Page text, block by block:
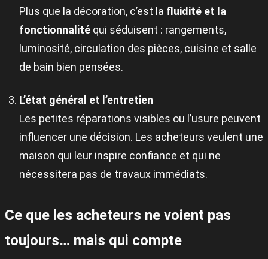
Plus que la décoration, c’est la fluidité et la
fonctionnalité qui séduisent : rangements,
luminosité, circulation des pièces, cuisine et salle
de bain bien pensées.
L’état général et l’entretien
Les petites réparations visibles ou l’usure peuvent
influencer une décision. Les acheteurs veulent une
maison qui leur inspire confiance et qui ne
nécessitera pas de travaux immédiats.
Ce que les acheteurs ne voient pas
toujours… mais qui compte